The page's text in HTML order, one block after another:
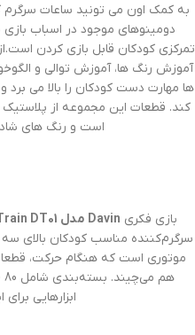
به کمک اون می تونید ساعات سرگرم
دومینوهای موجود در اسباب بازی
تمرکزی کودکان قابل بازی کردن
آموزش رنگ ها، آموزش توالی و
ها مهارت دست کودکان را بالا می
کند. قطعات این مجموعه از
است و رنگ های
بازی فکری Davin مدل Domino Train DT01
سرگرم‌کننده مناسب کودکان بالای
موتوری است که هنگام حرکت،
ابزارهایی